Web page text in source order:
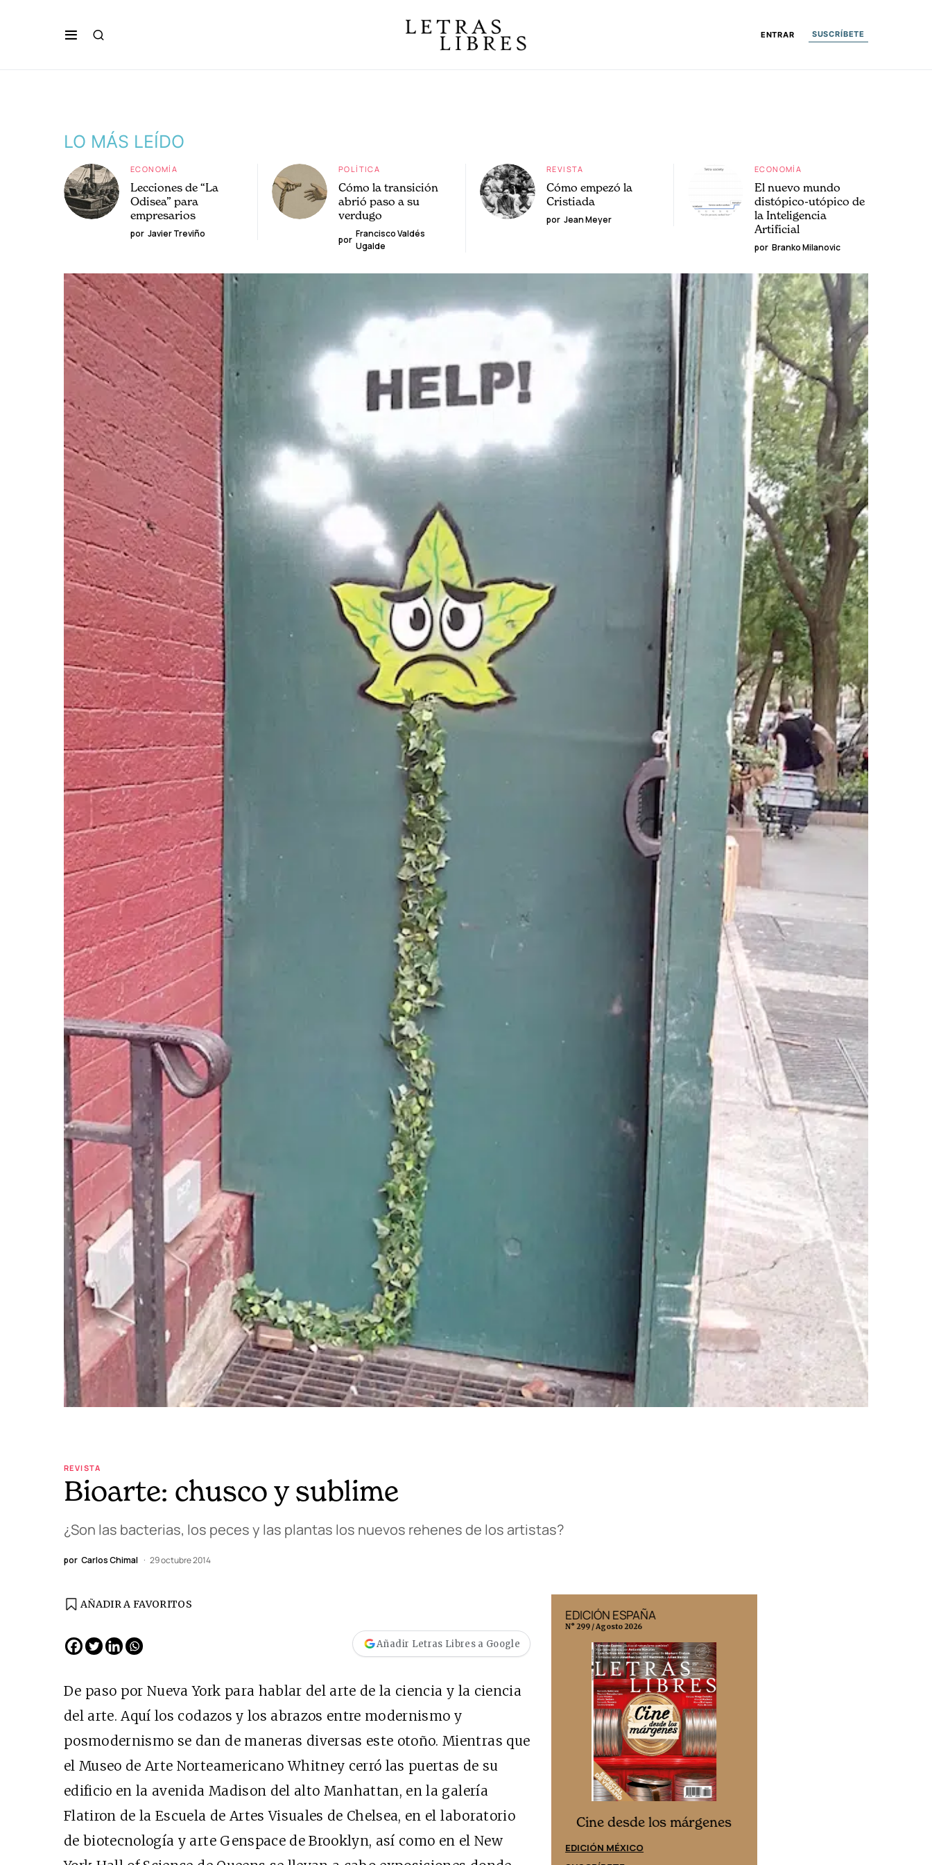
ENTRAR SUSCRÍBETE
LO MÁS LEÍDO
ECONOMÍA
Lecciones de “La
Odisea” para
empresarios
por Javier Treviño
POLÍTICA
Cómo la transición
abrió paso a su
verdugo
por
Francisco Valdés
Ugalde
REVISTA
Cómo empezó la
Cristiada
por Jean Meyer
ECONOMÍA
El nuevo mundo
distópico-utópico de
la Inteligencia
Artificial
por Branko Milanovic
REVISTA
Bioarte: chusco y sublime
¿Son las bacterias, los peces y las plantas los nuevos rehenes de los artistas?
por Carlos Chimal 29 octubre 2014
AÑADIR A FAVORITOS
Añadir Letras Libres a Google
De paso por Nueva York para hablar del arte de la ciencia y la ciencia
del arte. Aquí los codazos y los abrazos entre modernismo y
posmodernismo se dan de maneras diversas este otoño. Mientras que
el Museo de Arte Norteamericano Whitney cerró las puertas de su
edificio en la avenida Madison del alto Manhattan, en la galería
Flatiron de la Escuela de Artes Visuales de Chelsea, en el laboratorio
de biotecnología y arte Genspace de Brooklyn, así como en el New
Cine desde los márgenes
EDICIÓN MÉXICO
Cine desde los márgenes
EDICIÓN ESPAÑA
EDICIÓN ESPAÑA
N° 299 / Agosto 2026
Cine desde los márgenes
EDICIÓN MÉXICO